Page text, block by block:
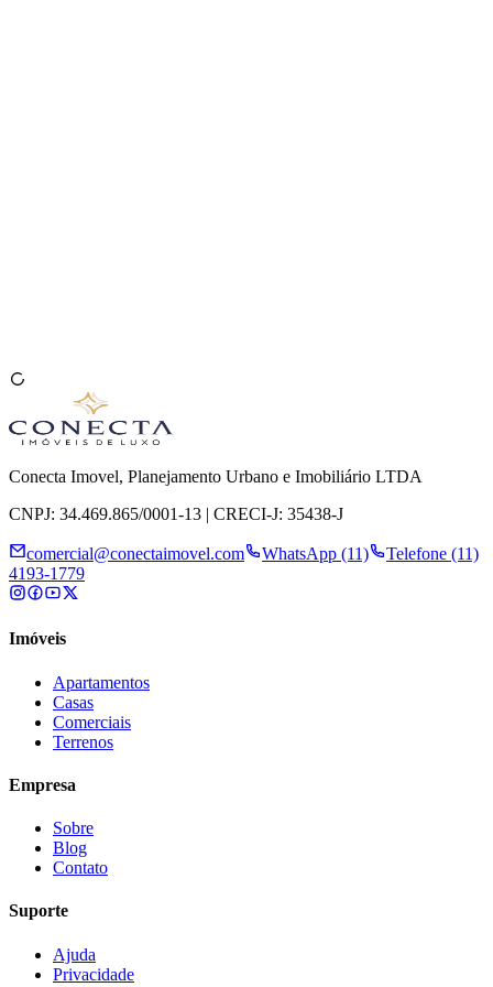
Conecta Imovel, Planejamento Urbano e Imobiliário LTDA
CNPJ: 34.469.865/0001-13 | CRECI-J: 35438-J
comercial@conectaimovel.com WhatsApp (11)
Telefone (11)
4193-1779
Imóveis
Apartamentos
Casas
Comerciais
Terrenos
Empresa
Sobre
Blog
Contato
Suporte
Ajuda
Privacidade